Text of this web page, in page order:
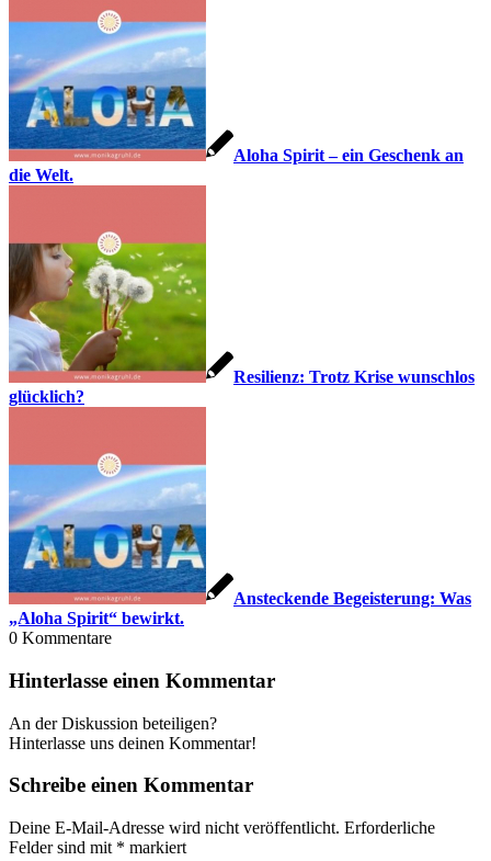
Aloha Spirit – ein Geschenk an
die Welt.
Resilienz: Trotz Krise wunschlos
glücklich?
Ansteckende Begeisterung: Was
„Aloha Spirit“ bewirkt.
0 Kommentare
Hinterlasse einen Kommentar
An der Diskussion beteiligen?
Hinterlasse uns deinen Kommentar!
Schreibe einen Kommentar
Deine E-Mail-Adresse wird nicht veröffentlicht. Erforderliche
Felder sind mit * markiert